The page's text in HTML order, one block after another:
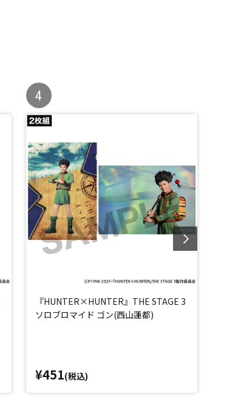
『HUNTER×HUNTER』THE STAGE 3
ソロブロマイド ゴン(西山蓮都)
¥451(税込)